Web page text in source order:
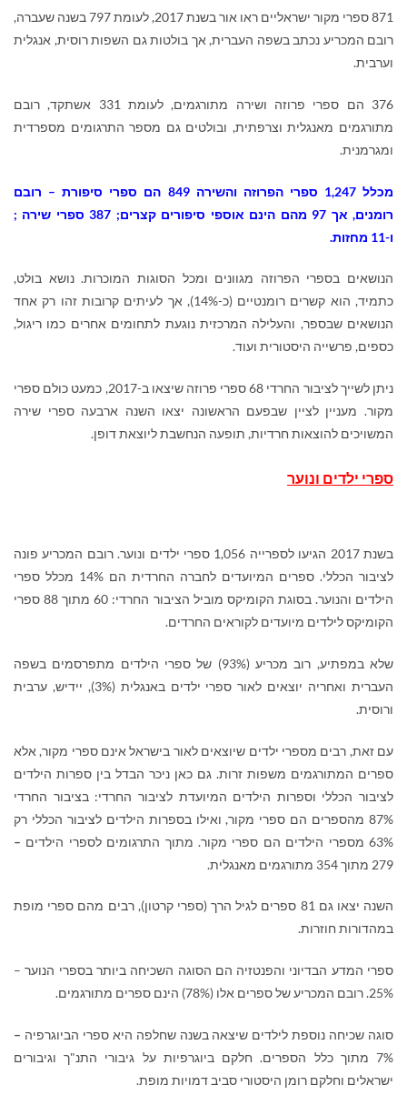
871 ספרי מקור ישראליים ראו אור בשנת 2017, לעומת 797 בשנה שעברה,
רובם המכריע נכתב בשפה העברית, אך בולטות גם השפות רוסית, אנגלית
וערבית.
376 הם ספרי פרוזה ושירה מתורגמים, לעומת 331 אשתקד, רובם
מתורגמים מאנגלית וצרפתית, ובולטים גם מספר התרגומים מספרדית
ומגרמנית.
מכלל 1,247 ספרי הפרוזה והשירה 849 הם ספרי סיפורת – רובם
רומנים, אך 97 מהם הינם אוספי סיפורים קצרים; 387 ספרי שירה ;
ו-11 מחזות.
הנושאים בספרי הפרוזה מגוונים ומכל הסוגות המוכרות. נושא בולט,
כתמיד, הוא קשרים רומנטיים (כ-14%), אך לעיתים קרובות זהו רק אחד
הנושאים שבספר, והעלילה המרכזית נוגעת לתחומים אחרים כמו ריגול,
כספים, פרשייה היסטורית ועוד.
ניתן לשייך לציבור החרדי 68 ספרי פרוזה שיצאו ב-2017, כמעט כולם ספרי
מקור. מעניין לציין שבפעם הראשונה יצאו השנה ארבעה ספרי שירה
המשויכים להוצאות חרדיות, תופעה הנחשבת ליוצאת דופן.
ספרי ילדים ונוער
בשנת 2017 הגיעו לספרייה 1,056 ספרי ילדים ונוער. רובם המכריע פונה
לציבור הכללי. ספרים המיועדים לחברה החרדית הם 14% מכלל ספרי
הילדים והנוער. בסוגת הקומיקס מוביל הציבור החרדי: 60 מתוך 88 ספרי
הקומיקס לילדים מיועדים לקוראים החרדים.
שלא במפתיע, רוב מכריע (93%) של ספרי הילדים מתפרסמים בשפה
העברית ואחריה יוצאים לאור ספרי ילדים באנגלית (3%), יידיש, ערבית
ורוסית.
עם זאת, רבים מספרי ילדים שיוצאים לאור בישראל אינם ספרי מקור, אלא
ספרים המתורגמים משפות זרות. גם כאן ניכר הבדל בין ספרות הילדים
לציבור הכללי וספרות הילדים המיועדת לציבור החרדי: בציבור החרדי
87% מהספרים הם ספרי מקור, ואילו בספרות הילדים לציבור הכללי רק
63% מספרי הילדים הם ספרי מקור. מתוך התרגומים לספרי הילדים
–
279 מתוך 354 מתורגמים מאנגלית.
השנה יצאו גם 81 ספרים לגיל הרך (ספרי קרטון), רבים מהם ספרי מופת
במהדורות חוזרות.
ספרי המדע הבדיוני והפנטזיה הם הסוגה השכיחה ביותר בספרי הנוער –
25%. רובם המכריע של ספרים אלו (78%) הינם ספרים מתורגמים.
סוגה שכיחה נוספת לילדים שיצאה בשנה שחלפה היא ספרי הביוגרפיה –
7% מתוך כלל הספרים. חלקם ביוגרפיות על גיבורי התנ"ך וגיבורים
ישראלים וחלקם רומן היסטורי סביב דמויות מופת.